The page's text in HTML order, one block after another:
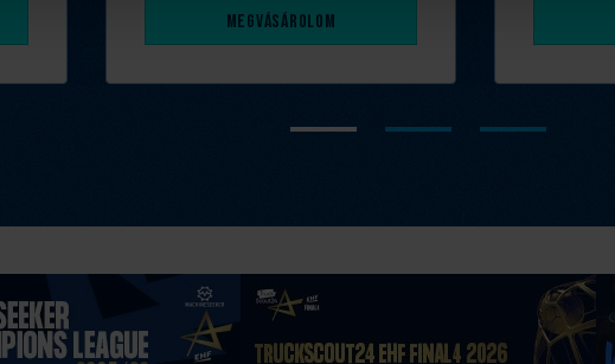
Megvásárolom